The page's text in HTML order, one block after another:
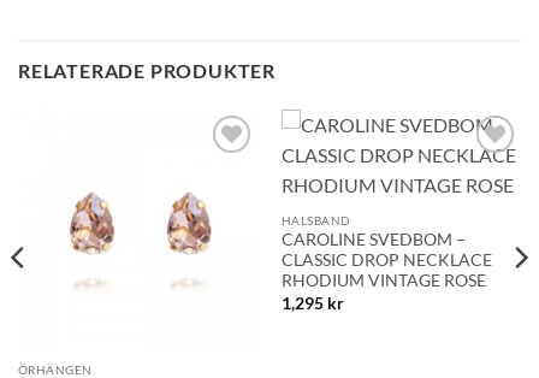
RELATERADE PRODUKTER
ÖRHÄNGEN
önskelistan!
HALSBAND
CAROLINE SVEDBOM –
CLASSIC DROP NECKLACE
RHODIUM VINTAGE ROSE
1,295 kr